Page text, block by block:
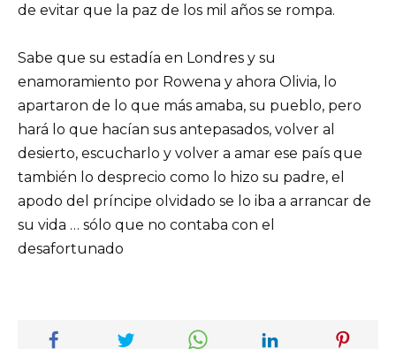
de evitar que la paz de los mil años se rompa.
Sabe que su estadía en Londres y su
enamoramiento por Rowena y ahora Olivia, lo
apartaron de lo que más amaba, su pueblo, pero
hará lo que hacían sus antepasados, volver al
desierto, escucharlo y volver a amar ese país que
también lo desprecio como lo hizo su padre, el
apodo del príncipe olvidado se lo iba a arrancar de
su vida … sólo que no contaba con el
desafortunado